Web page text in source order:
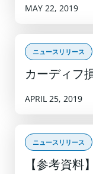
MAY 22, 2019
ニュースリリース
カーディフ
APRIL 25, 2019
ニュースリリース
【参考資